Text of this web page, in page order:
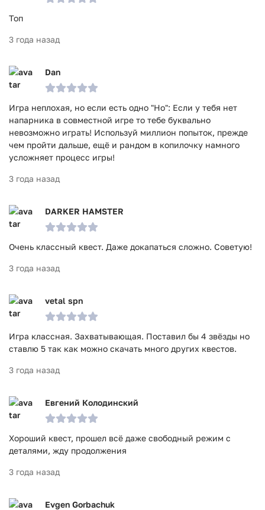
Топ
3 года назад
Dan
Игра неплохая, но если есть одно "Но": Если у тебя нет
напарника в совместной игре то тебе буквально
невозможно играть! Используй миллион попыток, прежде
чем пройти дальше, ещё и рандом в копилочку намного
усложняет процесс игры!
3 года назад
DARKER HAMSTER
Очень классный квест. Даже докапаться сложно. Советую!
3 года назад
vetal spn
Игра классная. Захватывающая. Поставил бы 4 звёзды но
ставлю 5 так как можно скачать много других квестов.
3 года назад
Евгений Колодинский
Хороший квест, прошел всё даже свободный режим с
деталями, жду продолжения
3 года назад
Evgen Gorbachuk